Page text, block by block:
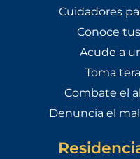
Cuidadores
Conoce
Acude a
Toma
Combate el
Denuncia el